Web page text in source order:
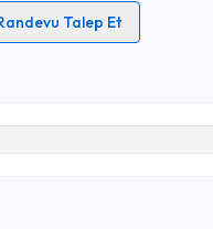
Talep Et
ilişkinAydınlatma Metni
Talebini Gönder